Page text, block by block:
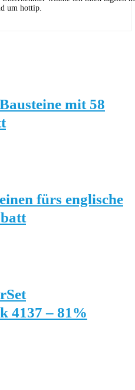
um hottip.
mit 58
fürs englische
4137 – 81%